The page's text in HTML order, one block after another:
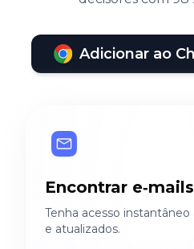
Adicionar ao
Encontrar e‑mails
Tenha acesso instantâneo
e atualizados.